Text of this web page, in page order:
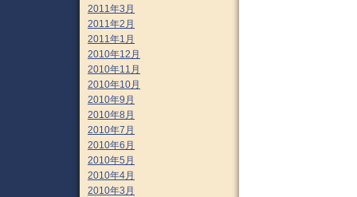
2011年3月
2011年2月
2011年1月
2010年12月
2010年11月
2010年10月
2010年9月
2010年8月
2010年7月
2010年6月
2010年5月
2010年4月
2010年3月